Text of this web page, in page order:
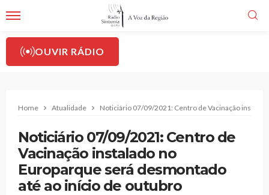
OUVIR RÁDIO
Home Atualidade Noticiário 07/09/2021: Centro de Vacinação
Noticiário 07/09/2021: Centro de
Vacinação instalado no
Europarque será desmontado
até ao início de outubro